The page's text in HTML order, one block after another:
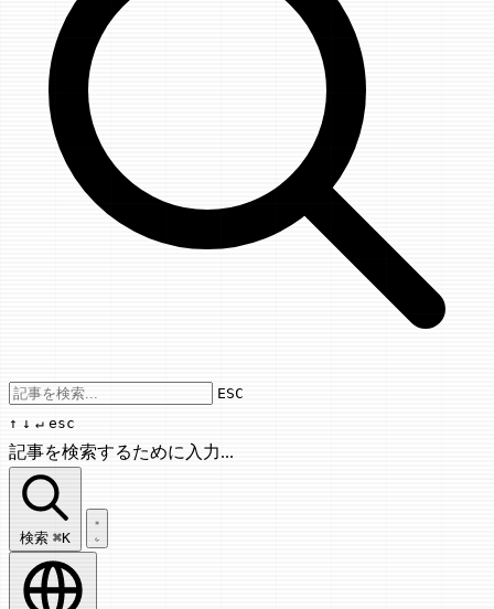
Use arrow keys to navigate results,
ESC
↑ ↓ ↵ esc
記事を検索するために入力...
記事を検索...
検索 ⌘K